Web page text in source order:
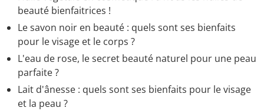
beauté bienfaitrices !
Le savon noir en beauté : quels sont ses bienfaits
pour le visage et le corps ?
L'eau de rose, le secret beauté naturel pour une peau
parfaite ?
Lait d'ânesse : quels sont ses bienfaits pour le visage
et la peau ?